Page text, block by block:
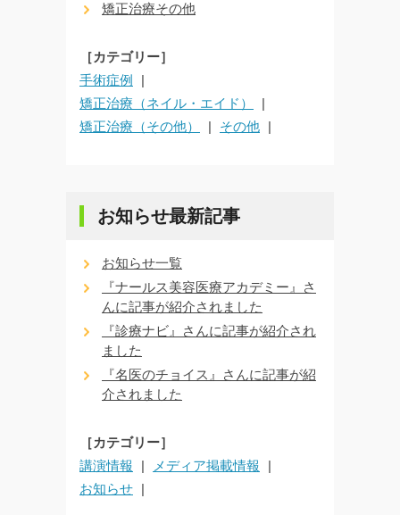
矯正治療その他
［カテゴリー］
手術症例
矯正治療（ネイル・エイド）
矯正治療（その他）
その他
お知らせ最新記事
お知らせ一覧
『ナールス美容医療アカデミー』さ
んに記事が紹介されました
『診療ナビ』さんに記事が紹介され
ました
『名医のチョイス』さんに記事が紹
介されました
［カテゴリー］
講演情報
メディア掲載情報
お知らせ